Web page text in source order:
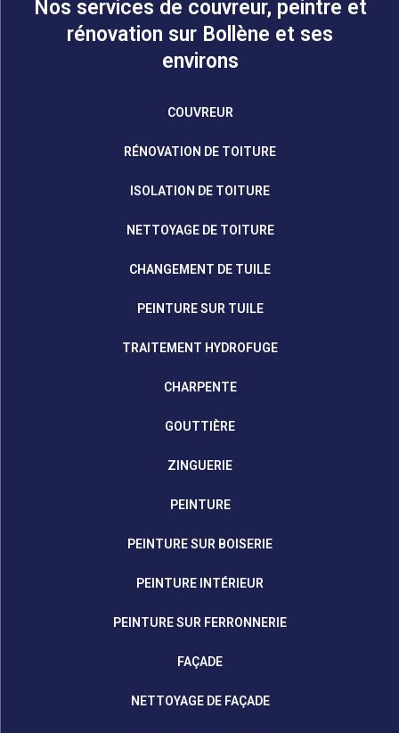
Nos services de couvreur, peintre et
rénovation sur Bollène et ses
environs
COUVREUR
RÉNOVATION DE TOITURE
ISOLATION DE TOITURE
NETTOYAGE DE TOITURE
CHANGEMENT DE TUILE
PEINTURE SUR TUILE
TRAITEMENT HYDROFUGE
CHARPENTE
GOUTTIÈRE
ZINGUERIE
PEINTURE
PEINTURE SUR BOISERIE
PEINTURE INTÉRIEUR
PEINTURE SUR FERRONNERIE
FAÇADE
NETTOYAGE DE FAÇADE